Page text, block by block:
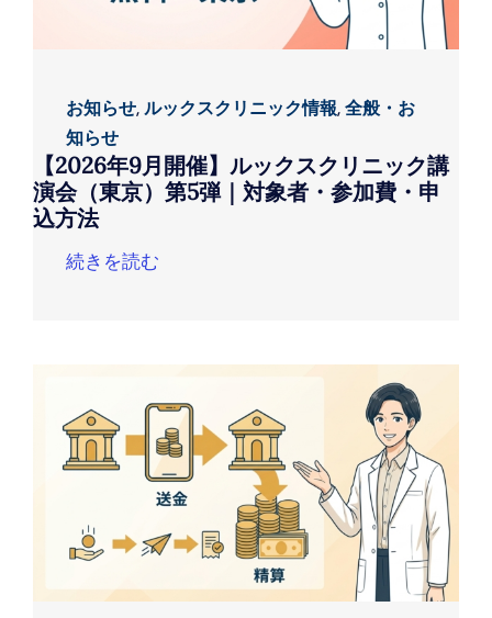
お知らせ,ルックスクリニック情報,全般・お
知らせ
【2026年9月開催】ルックスクリニック講
演会（東京）第5弾｜対象者・参加費・申
込方法
続きを読む